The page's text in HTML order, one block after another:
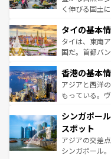
らではのナイ
覧 を参照して
く伸びる国土
急速な発展と
ーチミン市の
醸し出してい
とつ。フォー
ひ現地で味わ
が旅行者を迎
参照してほし
タイの基本
タイは、東南
国だ。首都バ
の活気が交差
帯で自然と触
いビーチでリ
激する。気候
が待っている
た文化、そし
ける。 な
香港の基本
アジアと西洋
もっている。
み、どこを訪
ており、効率
うな絶景から
そう。 な
シンガポー
スポット
アジアの交差
シンガポール